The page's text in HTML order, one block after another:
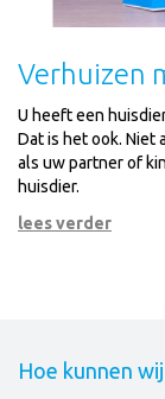
Verhuizen
U heeft een
Dat is het ook. Niet
als uw partner of
huisdier.
lees verder
Hoe kunnen